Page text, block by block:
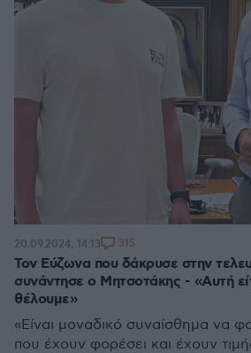
Τον Εύζωνα που δάκρυσε στην
συνάντησε ο Μητσοτάκης - «Αυτή
θέλουμε»
«Είναι μοναδικό συναίσθημα να
που έχουν φορέσει και έχουν
20.09.2024, 14:13 315